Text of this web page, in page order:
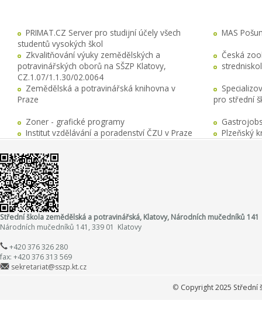
PRIMAT.CZ Server pro studijní účely všech
studentů vysokých škol
MAS
Zkvalitňování výuky zemědělských a
potravinářských oborů na SŠZP Klatovy,
CZ.1.07/1.1.30/02.0064
Česká
Zemědělská a potravinářská knihovna v
Praze
pro střední
Zoner - grafické programy
Institut vzdělávání a poradenství ČZU v Praze
Plzeňský
Střední škola zemědělská a potravinářská, Klatovy, Národních mučedníků 141
Národních mučedníků 141, 339 01 Klatovy
+420 376 326 280
fax: +420 376 313 569
sekretariat@sszp.kt.cz
© Copyright 2025 Střední